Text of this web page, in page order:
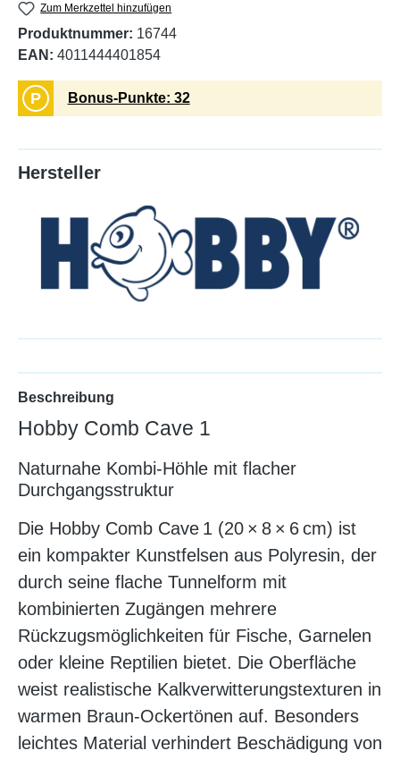
Zum Merkzettel hinzufügen
Produktnummer: 16744
EAN: 4011444401854
P Bonus-Punkte: 32
Hersteller
Beschreibung
Hobby Comb Cave 1
Naturnahe Kombi-Höhle mit flacher
Durchgangsstruktur
Die Hobby Comb Cave 1 (20 × 8 × 6 cm) ist
ein kompakter Kunstfelsen aus Polyresin, der
durch seine flache Tunnelform mit
kombinierten Zugängen mehrere
Rückzugsmöglichkeiten für Fische, Garnelen
oder kleine Reptilien bietet. Die Oberfläche
weist realistische Kalkverwitterungstexturen in
warmen Braun‑Ockertönen auf. Besonders
leichtes Material verhindert Beschädigung von